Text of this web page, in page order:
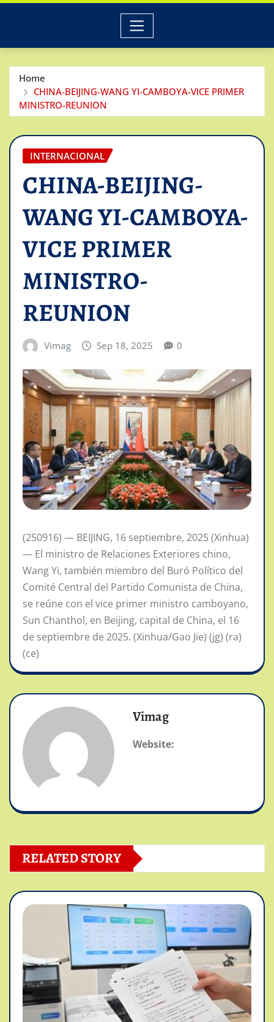
Home
CHINA-BEIJING-WANG YI-CAMBOYA-VICE PRIMER
MINISTRO-REUNION
INTERNACIONAL
CHINA-BEIJING-
WANG YI-CAMBOYA-
VICE PRIMER
MINISTRO-
REUNION
Vimag Sep 18, 2025 0
(250916) — BEIJING, 16 septiembre, 2025 (Xinhua)
— El ministro de Relaciones Exteriores chino,
Wang Yi, también miembro del Buró Político del
Comité Central del Partido Comunista de China,
se reúne con el vice primer ministro camboyano,
Sun Chanthol, en Beijing, capital de China, el 16
de septiembre de 2025. (Xinhua/Gao Jie) (jg) (ra)
(ce)
Vimag
Website:
RELATED STORY